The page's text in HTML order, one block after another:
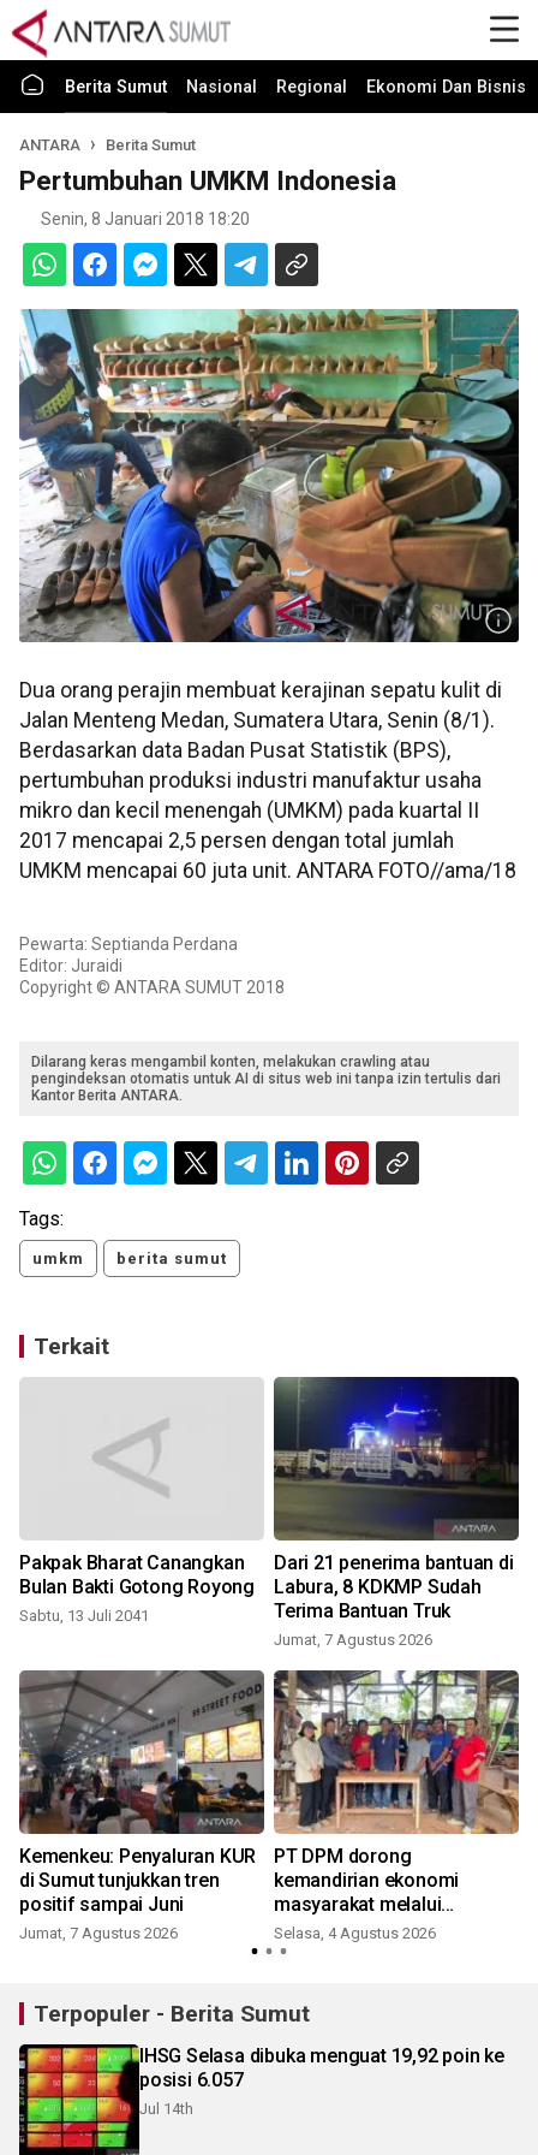
Berita Sumut Nasional Regional Ekonomi Dan Bisnis
ANTARA Berita Sumut
Pertumbuhan UMKM Indonesia
Senin, 8 Januari 2018 18:20
Dua orang perajin membuat kerajinan sepatu kulit di
Jalan Menteng Medan, Sumatera Utara, Senin (8/1).
Berdasarkan data Badan Pusat Statistik (BPS),
pertumbuhan produksi industri manufaktur usaha
mikro dan kecil menengah (UMKM) pada kuartal II
2017 mencapai 2,5 persen dengan total jumlah
UMKM mencapai 60 juta unit. ANTARA FOTO//ama/18
Pewarta: Septianda Perdana
Editor: Juraidi
Copyright © ANTARA SUMUT 2018
Dilarang keras mengambil konten, melakukan crawling atau
pengindeksan otomatis untuk AI di situs web ini tanpa izin tertulis dari
Kantor Berita ANTARA.
Tags:
umkm berita sumut
Terkait
Pakpak Bharat Canangkan
Bulan Bakti Gotong Royong
Sabtu, 13 Juli 2041
Dari 21 penerima bantuan di
Labura, 8 KDKMP Sudah
Terima Bantuan Truk
Jumat, 7 Agustus 2026
Kemenkeu: Penyaluran KUR
di Sumut tunjukkan tren
positif sampai Juni
Jumat, 7 Agustus 2026
PT DPM dorong
kemandirian ekonomi
masyarakat melalui
pelatihan pertukangan kayu
dan UMKM bagi perempuan
Selasa, 4 Agustus 2026
Terpopuler - Berita Sumut
IHSG Selasa dibuka menguat 19,92 poin ke
posisi 6.057
Jul 14th